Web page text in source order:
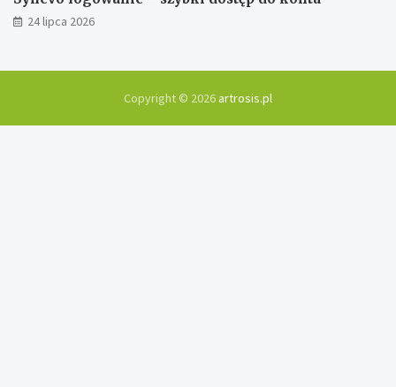
24 lipca 2026
Copyright © 2026artrosis.pl